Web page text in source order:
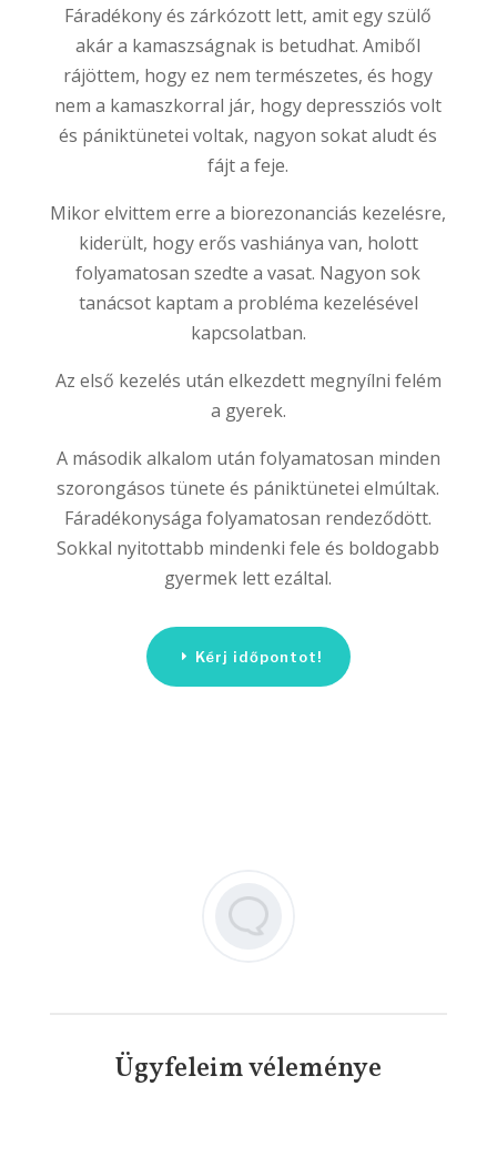
Fáradékony és zárkózott lett, amit egy szülő
akár a kamaszságnak is betudhat. Amiből
rájöttem, hogy ez nem természetes, és hogy
nem a kamaszkorral jár, hogy depressziós volt
és pániktünetei voltak, nagyon sokat aludt és
fájt a feje.
Mikor elvittem erre a biorezonanciás kezelésre,
kiderült, hogy erős vashiánya van, holott
folyamatosan szedte a vasat. Nagyon sok
tanácsot kaptam a probléma kezelésével
kapcsolatban.
Az első kezelés után elkezdett megnyílni felém
a gyerek.
A második alkalom után folyamatosan minden
szorongásos tünete és pániktünetei elmúltak.
Fáradékonysága folyamatosan rendeződött.
Sokkal nyitottabb mindenki fele és boldogabb
gyermek lett ezáltal.
Kérj időpontot!
Ügyfeleim véleménye